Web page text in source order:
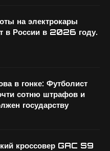
на электрокары
в России в 2026 году.
в гонке: Футболист
сотню штрафов и
государству
кроссовер GAC S9